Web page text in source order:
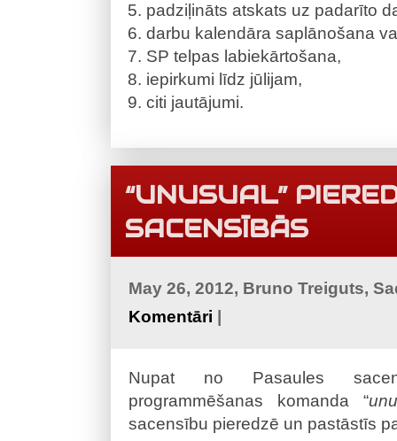
padziļināts atskats uz padarīto
darbu kalendāra saplānošana
SP telpas labiekārtošana,
iepirkumi līdz jūlijam,
citi jautājumi.
“UNUSUAL”
SACENSĪBĀS
May 26, 2012, Bruno Treiguts,
Komentāri |
Nupat no Pasaules
programmēšanas komanda “
sacensību pieredzē un pastāstīs